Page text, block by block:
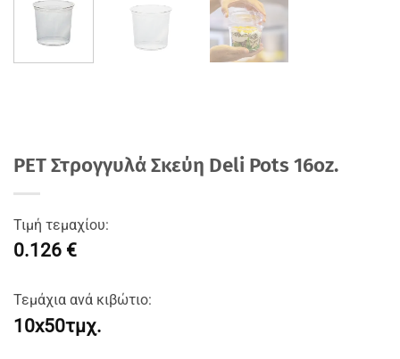
PET Στρογγυλά Σκεύη Deli Pots 16oz.
Τιμή τεμαχίου:
0.126 €
Τεμάχια ανά κιβώτιο:
10x50τμχ.